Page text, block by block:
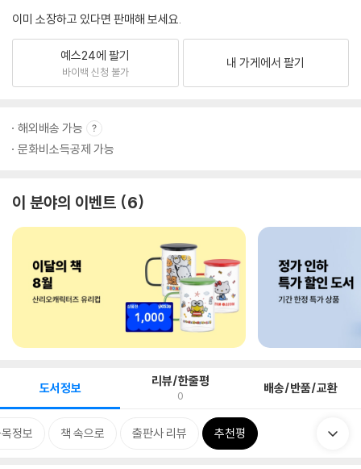
이미 소장하고 있다면 판매해 보세요.
예스24에 팔기
바이백 신청 불가
내 가게에서 팔기
해외배송 가능
문화비소득공제 가능
이 분야의 이벤트 6
도서정보 리뷰/한줄평
0 배송/반품/교환
정보 책 속으로 출판사 리뷰 추천평